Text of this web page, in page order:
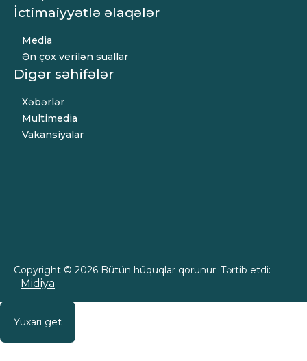
İctimaiyyətlə əlaqələr
Media
Ən çox verilən suallar
Digər səhifələr
Xəbərlər
Multimedia
Vakansiyalar
Copyright © 2026 Bütün hüquqlar qorunur. Tərtib etdi:
Midiya
Yuxarı get